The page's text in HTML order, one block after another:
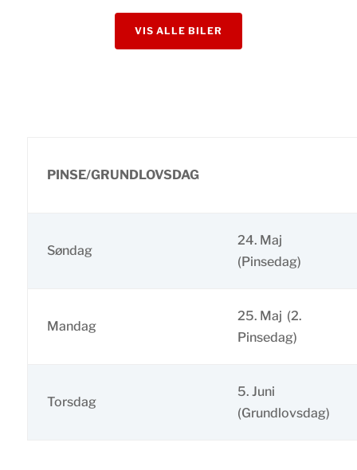
VIS ALLE BILER
PINSE/GRUNDLOVSDAG
Søndag
24. Maj
(Pinsedag)
Mandag
25. Maj (2.
Pinsedag)
Torsdag
5. Juni
(Grundlovsdag)